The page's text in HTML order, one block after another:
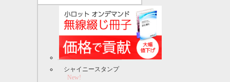
シャイニースタンプ
New!